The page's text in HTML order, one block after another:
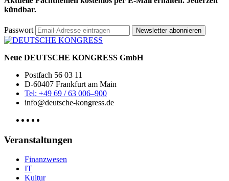
kündbar.
Passwort Newsletter abonnieren
Neue DEUTSCHE KONGRESS GmbH
Postfach 56 03 11
D-60407 Frankfurt am Main
Tel: +49 69 / 63 006–900
info@deutsche-kongress.de
Veranstaltungen
Finanzwesen
IT
Kultur